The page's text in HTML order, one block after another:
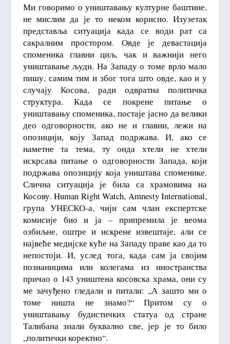
Ми говоримо о уништавању културне баштине,
не мислим да је то неком корисно. Изузетак
представља ситуација када се води рат са
сакралним простором. Овде је девастација
споменика главни циљ, чак и важнији него
уништавање људи. На Западу о томе врло мало
пишу, самим тим и због тога што овде, као и у
случају Косова, ради одвратна политичка
структура. Када се покрене питање о
уништавању споменика, постаје јасно да велики
део одговорности, ако не и главни, лежи на
опозицији, коју Запад подржава. И, ако се
наметне та тема, ту онда хтели не хтели
искрсава питање о одговорности Запада, који
подржава опозицију која уништава споменике.
Слична ситуација је била са храмовима на
Косову. Human Right Watch, Amnesty International,
група УНЕСКО-а, чији сам члан експертске
комисије био и ја – припремила је веома
озбиљне, оштре и искрене извештаје, али се
највеће медијске куће на Западу праве као да то
непостоји. И, услед тога, када сам ја својим
познаницима или колегама из иностранства
причао о 143 уништена косовска храма, они су
ме зачуђено гледали и питали: „А зашто ми о
томе ништа не знамо?“ Притом су о
уништавању будистичких статуа од стране
Талибана знали буквално све, јер је то било
„политички коректно“.